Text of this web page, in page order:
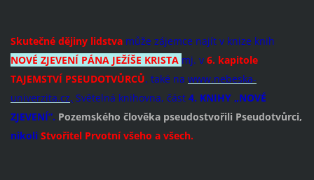
Skutečné dějiny lidstva může zájemce najít v knize knih
NOVÉ ZJEVENÍ PÁNA JEŽÍŠE KRISTA mj. v 6. kapitole
TAJEMSTVÍ PSEUDOTVŮRCŮ, také na www.nebeska-
univerzita.cz, Světelná knihovna, část 4. KNIHY „NOVÉ
ZJEVENÍ“. Pozemského člověka pseudostvořili Pseudotvůrci,
nikoli Stvořitel Prvotní všeho a všech.